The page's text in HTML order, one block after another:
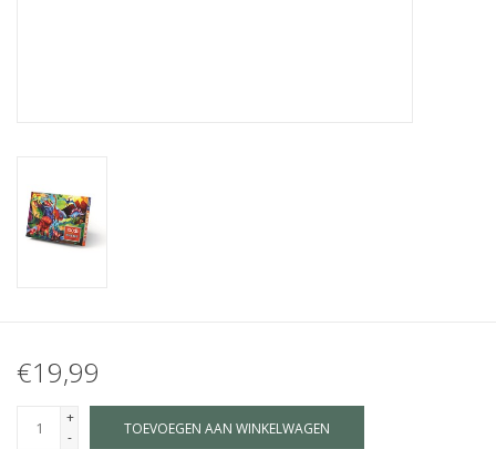
€19,99
+
-
TOEVOEGEN AAN WINKELWAGEN